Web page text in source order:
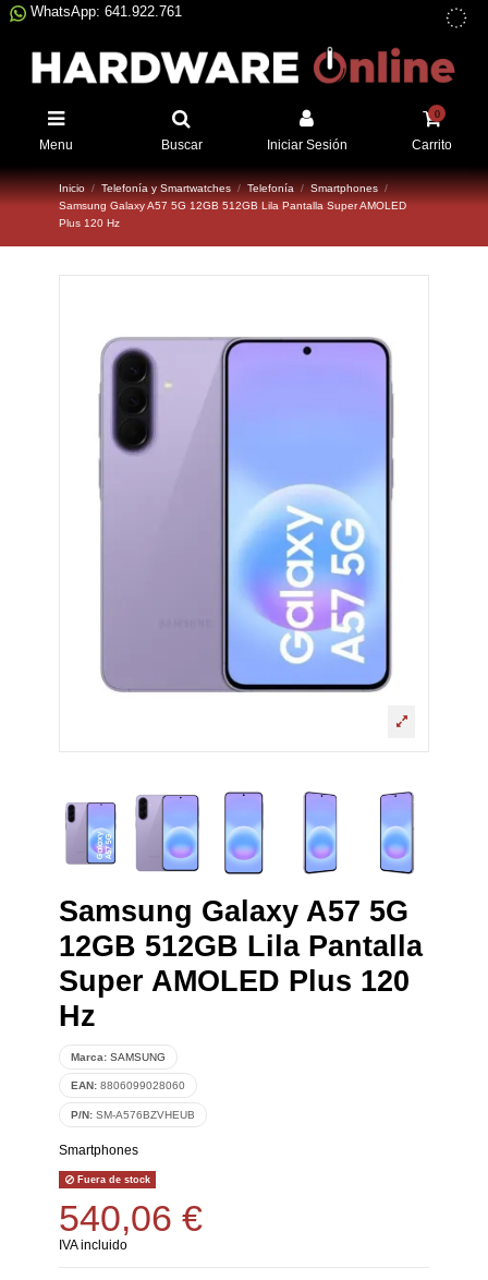
WhatsApp: 641.922.761
Menu Buscar Iniciar Sesión
0
Carrito
Inicio Telefonía y Smartwatches Telefonía
Smartphones
Samsung Galaxy A57 5G 12GB 512GB Lila Pantalla Super AMOLED
Plus 120 Hz
Samsung Galaxy A57 5G
12GB 512GB Lila Pantalla
Super AMOLED Plus 120
Hz
Marca: SAMSUNG
EAN: 8806099028060
P/N: SM-A576BZVHEUB
Smartphones
Fuera de stock
540,06 €
IVA incluido